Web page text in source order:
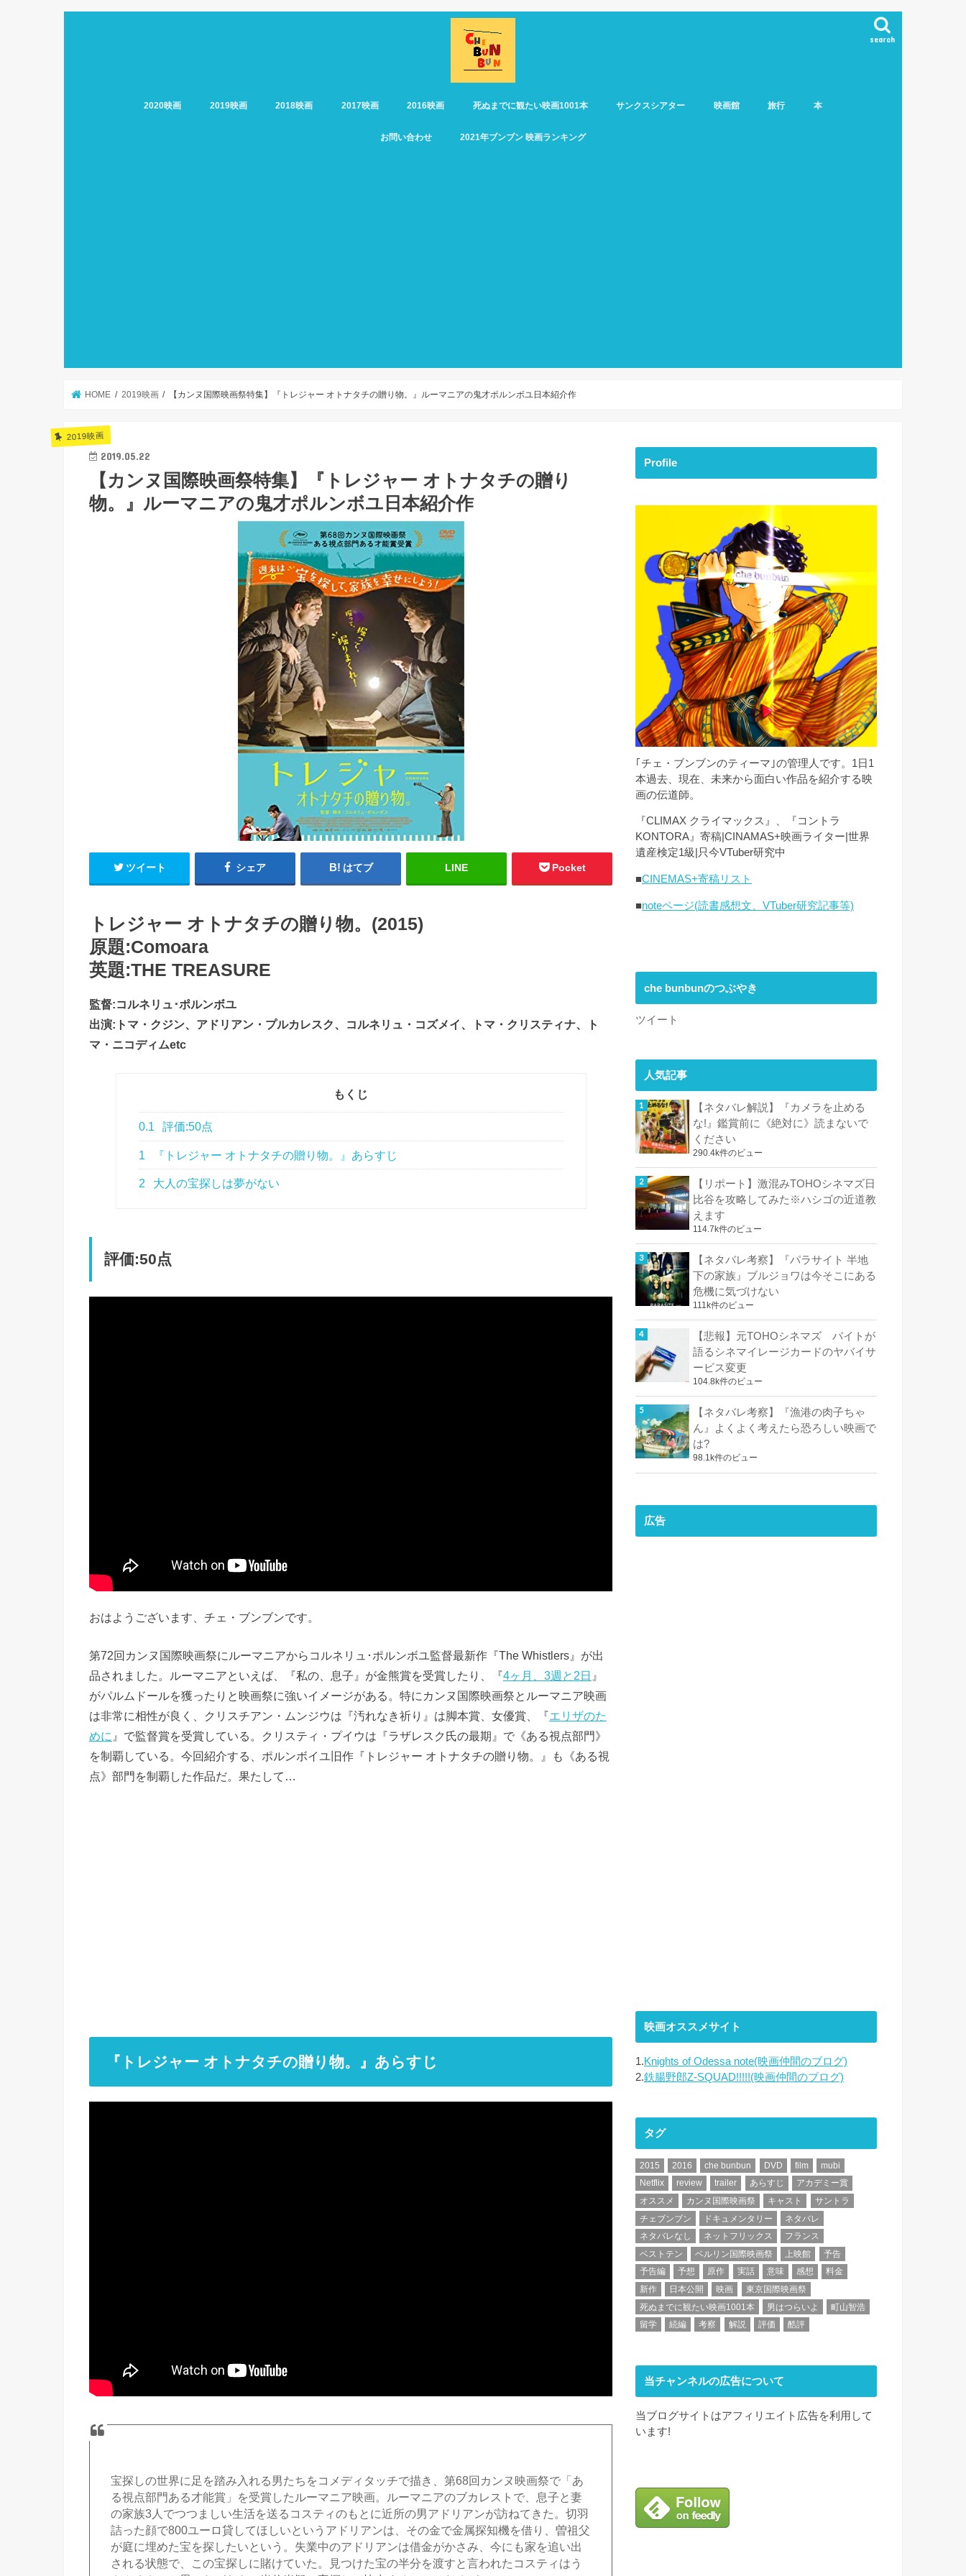
search
2020映画 2019映画 2018映画 2017映画 2016映画 死ぬまでに観たい映画1001本 サンクスシアター 映画館 旅行 本
お問い合わせ 2021年ブンブン 映画ランキング
HOME 2019映画 【カンヌ国際映画祭特集】『トレジャー オトナタチの贈り物。』ルーマニアの鬼才ポルンボユ日本紹介作
2019映画
2019.05.22
【カンヌ国際映画祭特集】『トレジャー オトナタチの贈り
物。』ルーマニアの鬼才ポルンボユ日本紹介作
ツイート シェア はてブ LINE Pocket
トレジャー オトナタチの贈り物。(2015)
原題:Comoara
英題:THE TREASURE
監督:コルネリュ･ポルンボユ
出演:トマ・クジン、アドリアン・プルカレスク、コルネリュ・コズメイ、トマ・クリスティナ、ト
マ・ニコディムetc
もくじ
0.1 評価:50点
1 『トレジャー オトナタチの贈り物。』あらすじ
2 大人の宝探しは夢がない
評価:50点
おはようございます、チェ・ブンブンです。
第72回カンヌ国際映画祭にルーマニアからコルネリュ･ポルンボユ監督最新作『The Whistlers』が出
品されました。ルーマニアといえば、『私の、息子』が金熊賞を受賞したり、『4ヶ月、3週と2日 』
がパルムドールを獲ったりと映画祭に強いイメージがある。特にカンヌ国際映画祭とルーマニア映画
は非常に相性が良く、クリスチアン・ムンジウは『汚れなき祈り』は脚本賞、女優賞、『エリザのた
めに 』で監督賞を受賞している。クリスティ・プイウは『ラザレスク氏の最期』で《ある視点部門》
を制覇している。今回紹介する、ポルンボイユ旧作『トレジャー オトナタチの贈り物。』も《ある視
点》部門を制覇した作品だ。果たして…
『トレジャー オトナタチの贈り物。』あらすじ
宝探しの世界に足を踏み入れる男たちをコメディタッチで描き、第68回カンヌ映画祭で「あ
る視点部門ある才能賞」を受賞したルーマニア映画。ルーマニアのブカレストで、息子と妻
の家族3人でつつましい生活を送るコスティのもとに近所の男アドリアンが訪ねてきた。切羽
詰った顔で800ユーロ貸してほしいというアドリアンは、その金で金属探知機を借り、曽祖父
が庭に埋めた宝を探したいという。失業中のアドリアンは借金がかさみ、今にも家を追い出
される状態で、この宝探しに賭けていた。見つけた宝の半分を渡すと言われたコスティはう
Profile
｢チェ・ブンブンのティーマ｣の管理人です。1日1
本過去、現在、未来から面白い作品を紹介する映
画の伝道師。
『CLIMAX クライマックス』、『コントラ
KONTORA』寄稿|CINAMAS+映画ライター|世界
遺産検定1級|只今VTuber研究中
■CINEMAS+寄稿リスト
■noteページ(読書感想文、VTuber研究記事等)
che bunbunのつぶやき
ツイート
人気記事
【ネタバレ解説】『カメラを止める
な!』鑑賞前に《絶対に》読まないで
ください
290.4k件のビュー
【リポート】激混みTOHOシネマズ日
比谷を攻略してみた※ハシゴの近道教
えます
114.7k件のビュー
【ネタバレ考察】『パラサイト 半地
下の家族』ブルジョワは今そこにある
危機に気づけない
111k件のビュー
【悲報】元TOHOシネマズ バイトが
語るシネマイレージカードのヤバイサ
ービス変更
104.8k件のビュー
【ネタバレ考察】『漁港の肉子ちゃ
ん』よくよく考えたら恐ろしい映画で
は?
98.1k件のビュー
広告
映画オススメサイト
1.Knights of Odessa note(映画仲間のブログ)
2.鉄腸野郎Z-SQUAD!!!!!(映画仲間のブログ)
タグ
2015 2016 che bunbun DVD film
mubi
Netflix
review trailer あらすじ
アカデミー賞
オススメ
カンヌ国際映画祭 キャスト
サントラ
チェブンブン
ドキュメンタリー
ネタバレ
ネタバレなし
ネットフリックス
フランス
ベストテン
ベルリン国際映画祭 上映館
予告
予告編
予想 原作 実話 意味 感想
料金
新作
日本公開 映画
東京国際映画祭
死ぬまでに観たい映画1001本
男はつらいよ
町山智浩
留学
続編 考察 解説 評価 酷評
当チャンネルの広告について
当ブログサイトはアフィリエイト広告を利用して
います!